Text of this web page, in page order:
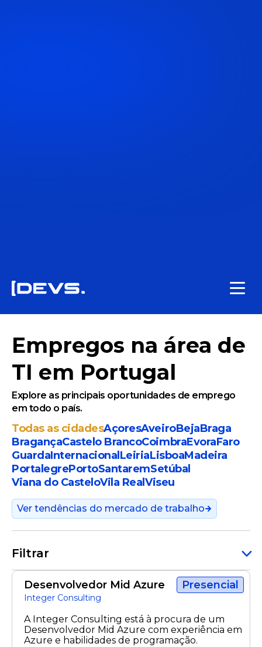
Empregos na área de
TI em Portugal
Explore as principais oportunidades de emprego
em todo o país.
Todas as cidadesAçoresAveiroBejaBraga
BragançaCastelo BrancoCoimbraEvoraFaro
GuardaInternacional LeiriaLisboaMadeira
PortalegrePortoSantaremSetúbal
Viana do CasteloVila RealViseu
Ver tendências do mercado de trabalho
Filtrar
Desenvolvedor Mid Azure Presencial
Integer Consulting
A Integer Consulting está à procura de um
Desenvolvedor Mid Azure com experiência em
Azure e habilidades de programação.